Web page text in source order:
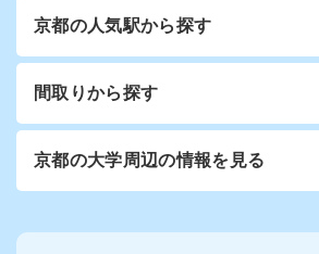
京都の人気駅から探す
間取りから探す
京都の大学周辺の情報を見る